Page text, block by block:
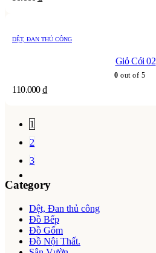
DỆT, ĐAN THỦ CÔNG
Giỏ Cói 02
0 out of 5
110.000₫
1
2
3
Category
Dệt, Đan thủ công
Đồ Bếp
Đồ Gốm
Đồ Nội Thất.